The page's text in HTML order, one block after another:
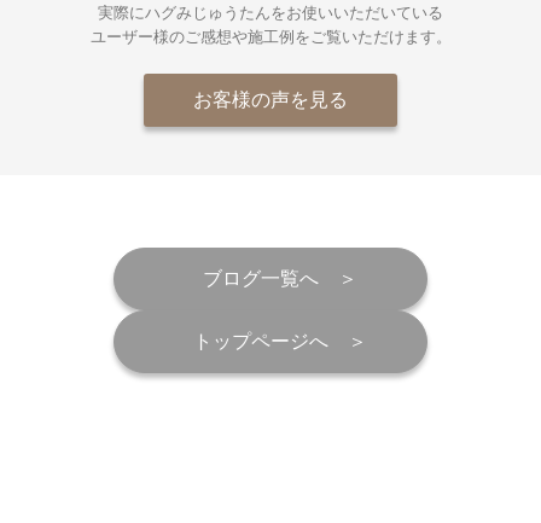
実際にハグみじゅうたんをお使いいただいている
ユーザー様のご感想や施工例をご覧いただけます。
お客様の声を見る
ブログ一覧へ
トップページへ